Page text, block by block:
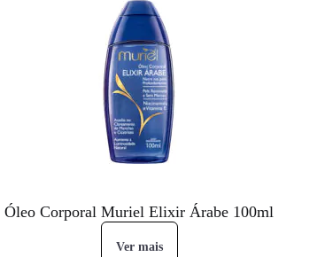
Óleo Corporal Muriel Elixir Árabe 100ml
Ver mais